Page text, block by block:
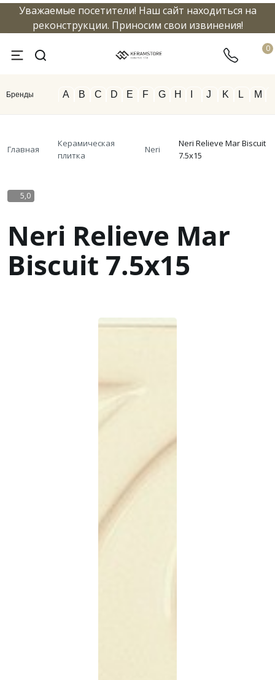
info@keramstore.ru 8 800
Уважаемые посетители! Наш сайт находиться на
реконструкции. Приносим свои извинения!
0
Бренды A B C D E F G H J K L M
Главная
Керамическая
плитка
Neri
Neri Relieve Mar Biscuit
7.5x15
5,0
Neri Relieve Mar
Biscuit 7.5x15